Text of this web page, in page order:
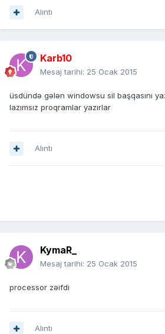
Alıntı
Karb10
Mesaj tarihi: 25 Ocak 2015
üsdündə gələn windowsu sil başqasını
lazımsız proqramlar yazırlar
Alıntı
KymaR_
Mesaj tarihi: 25 Ocak 2015
processor zəifdi
Alıntı